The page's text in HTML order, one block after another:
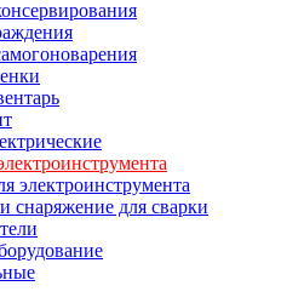
электроинструмента
снаряжение для сварки